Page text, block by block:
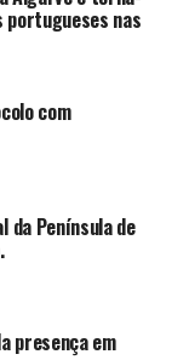
nas
com
da Península de
presença em